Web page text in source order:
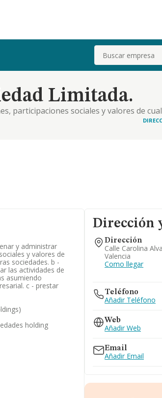
Buscar
Limitada.
participaciones sociales y valores de
gestionar las actividades de las
y administrar
y valores de
sociedades. b -
las actividades de
asumiendo
c - prestar
holding
Dirección
Dirección
Calle Carolina
Valencia
Como llegar
Teléfono
Añadir Teléfono
Web
Añadir Web
Email
Añadir Email